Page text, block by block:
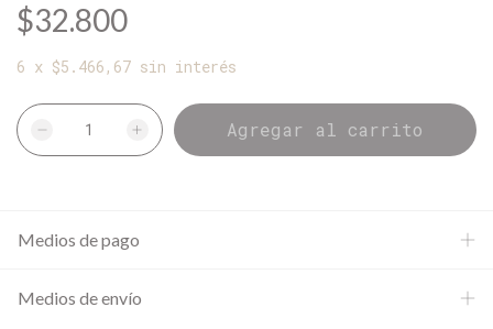
$32.800
6 x $5.466,67 sin interés
Medios de pago
Medios de envío